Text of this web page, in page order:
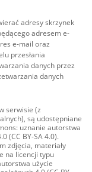
adresy skrzynek
adresem e-
e-mail oraz
przesłania
danych przez
danych
serwisie (z
są udostępniane
uznanie autorstwa
(CC BY-SA 4.0).
zdjęcia, materiały
na licencji typu
użycie